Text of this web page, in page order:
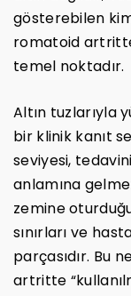
gösterebilen
romatoid
temel noktadır.
Altın tuzlarıyla
bir klinik kanıt
seviyesi,
anlamına
zemine
sınırları ve
parçasıdır. Bu
artritte